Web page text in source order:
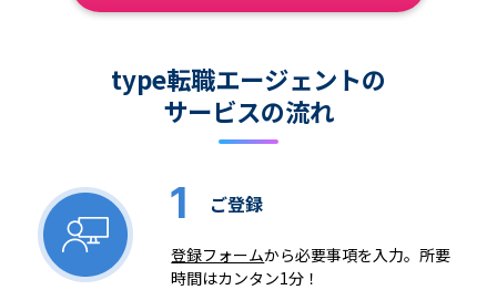
type転職エージェントの
サービスの流れ
1 ご登録
登録フォームから必要事項を入力。所要
時間はカンタン1分！